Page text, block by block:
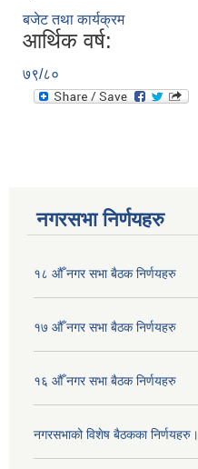
बजेट तथा कार्यक्रम
आर्थिक वर्ष:
७९/८०
नगरसभा निर्णयहरु
१८ औँ नगर सभा बैठक निर्णयहरु
१७ औँ नगर सभा बैठक निर्णयहरु
१६ औँ नगर सभा बैठक निर्णयहरु
नगरसभाको विशेष बैठकका निर्णयहरु।